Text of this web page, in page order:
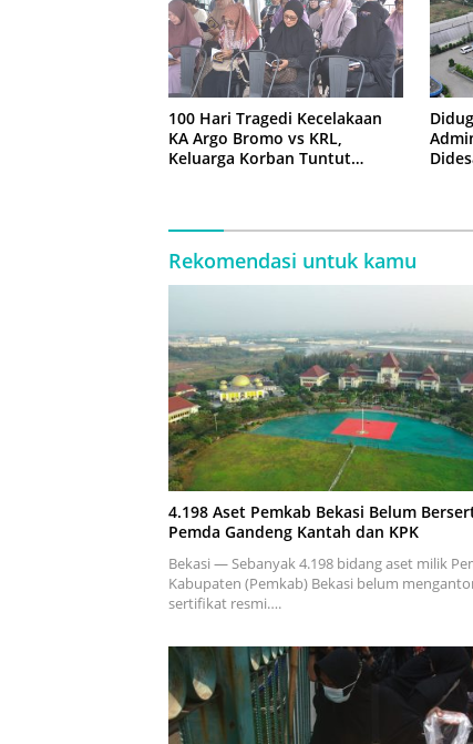
100 Hari Tragedi Kecelakaan
KA Argo Bromo vs KRL,
Keluarga Korban Tuntut
Rekomendasi untuk kamu
4.198 Aset Pemkab Bekasi Belum
Pemda Gandeng Kantah dan KPK
Bekasi — Sebanyak 4.198 bidang aset milik
Kabupaten (Pemkab) Bekasi belum
sertifikat resmi….